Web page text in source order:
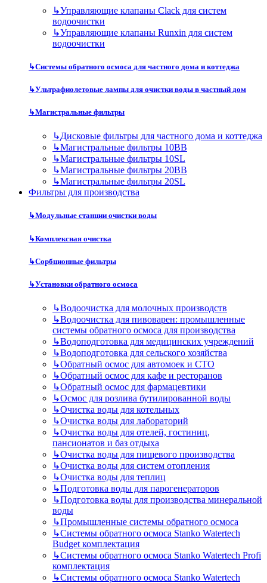
↳Управляющие клапаны Clack для систем
водоочистки
↳Управляющие клапаны Runxin для систем
водоочистки
↳Системы обратного осмоса для частного дома и коттеджа
↳Ультрафиолетовые лампы для очистки воды в частный дом
↳Магистральные фильтры
↳Дисковые фильтры для частного дома и коттеджа
↳Магистральные фильтры 10BB
↳Магистральные фильтры 10SL
↳Магистральные фильтры 20BB
↳Магистральные фильтры 20SL
Фильтры для производства
↳Модульные станции очистки воды
↳Комплексная очистка
↳Сорбционные фильтры
↳Установки обратного осмоса
↳Водоочистка для молочных производств
↳Водоочистка для пивоварен: промышленные
системы обратного осмоса для производства
↳Водоподготовка для медицинских учреждений
↳Водоподготовка для сельского хозяйства
↳Обратный осмос для автомоек и СТО
↳Обратный осмос для кафе и ресторанов
↳Обратный осмос для фармацевтики
↳Осмос для розлива бутилированной воды
↳Очистка воды для котельных
↳Очистка воды для лабораторий
↳Очистка воды для отелей, гостиниц,
пансионатов и баз отдыха
↳Очистка воды для пищевого производства
↳Очистка воды для систем отопления
↳Очистка воды для теплиц
↳Подготовка воды для парогенераторов
↳Подготовка воды для производства минеральной
воды
↳Промышленные системы обратного осмоса
↳Системы обратного осмоса Stanko Watertech
Budget комплектация
↳Системы обратного осмоса Stanko Watertech Profi
комплектация
↳Системы обратного осмоса Stanko Watertech